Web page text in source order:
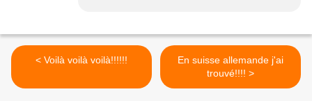
< Voilà voilà voilà!!!!!!
En suisse allemande j'ai
trouvé!!!! >